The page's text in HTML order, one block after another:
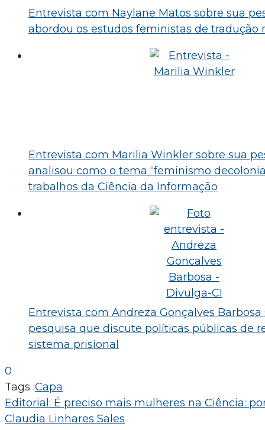
Entrevista com Naylane Matos sobre sua
abordou os estudos feministas de tradução
Entrevista com Marilia Winkler sobre sua
analisou como o tema “feminismo
trabalhos da Ciência da Informação
Entrevista com Andreza Gonçalves Barbosa
pesquisa que discute políticas públicas de
sistema prisional
0
Tags :Capa
Navegação
Editorial: É preciso mais mulheres na Ciência:
Claudia Linhares Sales